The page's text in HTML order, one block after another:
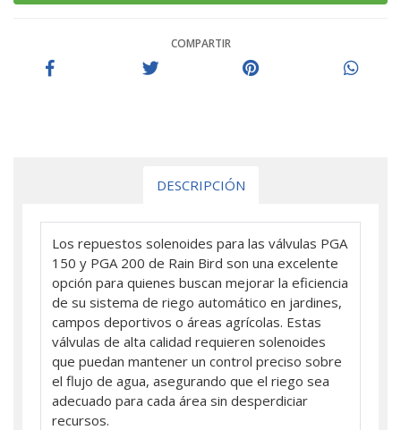
COMPARTIR
DESCRIPCIÓN
Los repuestos solenoides para las válvulas PGA
150 y PGA 200 de Rain Bird son una excelente
opción para quienes buscan mejorar la eficiencia
de su sistema de riego automático en jardines,
campos deportivos o áreas agrícolas. Estas
válvulas de alta calidad requieren solenoides
que puedan mantener un control preciso sobre
el flujo de agua, asegurando que el riego sea
adecuado para cada área sin desperdiciar
recursos.